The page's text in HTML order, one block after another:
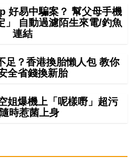
好易中騙案？ 幫父母手機
」 自動過濾陌生來電/釣魚
連結
足？香港換胎懶人包 教你
全省錢換新胎
姐爆機上「呢樣嘢」超污
時惹菌上身